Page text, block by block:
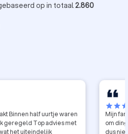
op in totaal2.860
Binnen half uurtje waren
geregeld Top advies met
het uiteindelijk
starstar
Mijn
om
dus